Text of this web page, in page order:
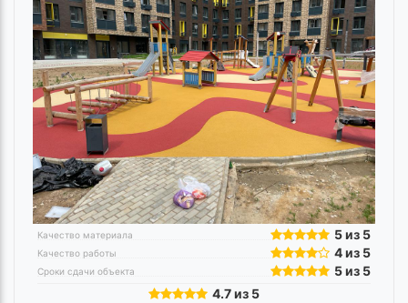
Качество материала 5 из 5
Качество работы 4 из 5
Сроки сдачи объекта
5 из 5
4.7 из 5